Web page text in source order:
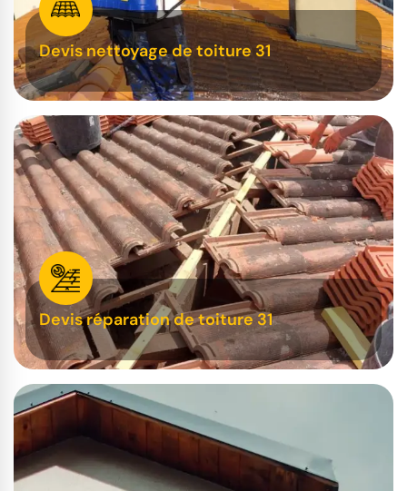
Devis nettoyage de toiture 31
Devis réparation de toiture 31